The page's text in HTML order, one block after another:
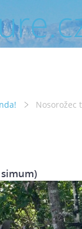
Nosorožec